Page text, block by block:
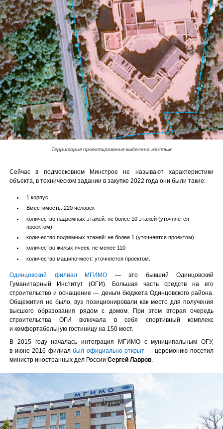
Территория проектирования выделена жёлтым
Сейчас в подмосковном Минстрое не называют характеристики
объекта, в техническом задании в закупке 2022 года они были такие:
1 корпус
Вместимость: 220 человек
количество надземных этажей: не более 10 этажей (уточняется
проектом)
количество подземных этажей: не более 1 (уточняется проектом)
количество жилых ячеек: не менее 110
количество машино-мест: уточняется проектом.
Одинцовский филиал МГИМО
— это бывший Одинцовский
Гуманитарный Институт (ОГИ). Большая часть средств на его
строительство и оснащение — деньги бюджета Одинцовского района.
Общежития не было, вуз позиционировали как место для получения
высшего образования рядом с домом. При этом вторая очередь
строительства ОГИ включала в себя спортивный комплекс
и комфортабельную гостиницу на 150 мест.
В 2015 году началась интеграция МГИМО с муниципальным ОГУ,
в июне 2016 филиал был официально открыт — церемонию посетил
министр иностранных дел России Сергей Лавров